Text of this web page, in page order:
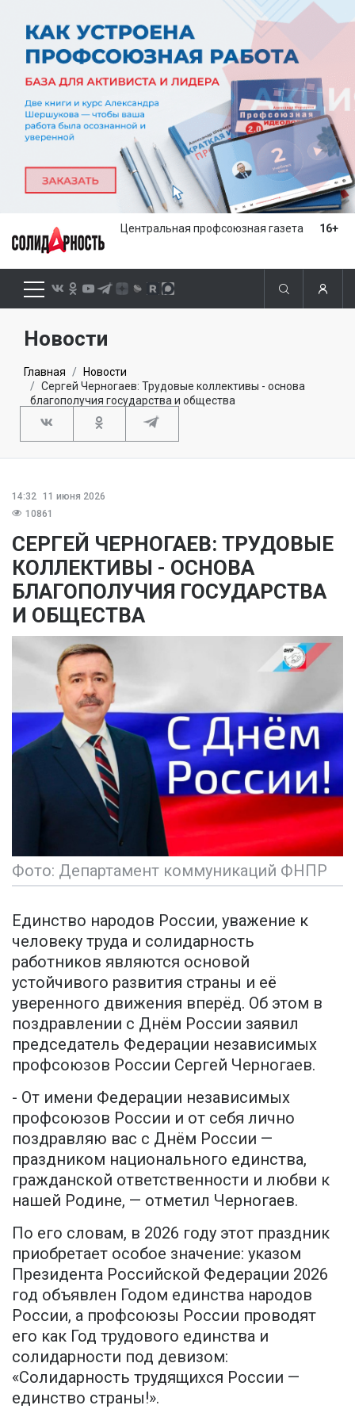
Центральная профсоюзная газета 16+
Новости
Главная
Новости
Сергей Черногаев: Трудовые коллективы - основа
благополучия государства и общества
14:32 11 июня 2026
10861
СЕРГЕЙ ЧЕРНОГАЕВ: ТРУДОВЫЕ
КОЛЛЕКТИВЫ - ОСНОВА
БЛАГОПОЛУЧИЯ ГОСУДАРСТВА
И ОБЩЕСТВА
Фото: Департамент коммуникаций ФНПР
Единство народов России, уважение к
человеку труда и солидарность
работников являются основой
устойчивого развития страны и её
уверенного движения вперёд. Об этом в
поздравлении с Днём России заявил
председатель Федерации независимых
профсоюзов России Сергей Черногаев.
- От имени Федерации независимых
профсоюзов России и от себя лично
поздравляю вас с Днём России —
праздником национального единства,
гражданской ответственности и любви к
нашей Родине, — отметил Черногаев.
По его словам, в 2026 году этот праздник
приобретает особое значение: указом
Президента Российской Федерации 2026
год объявлен Годом единства народов
России, а профсоюзы России проводят
его как Год трудового единства и
солидарности под девизом:
«Солидарность трудящихся России —
единство страны!».